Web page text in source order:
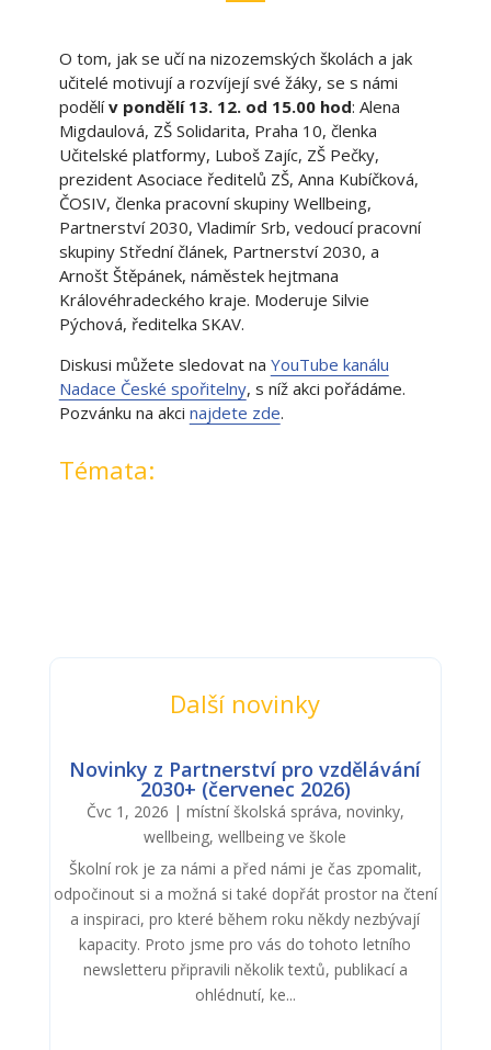
O tom, jak se učí na nizozemských školách a jak
učitelé motivují a rozvíjejí své žáky, se s námi
podělív pondělí 13. 12. od 15.00 hod: Alena
Migdaulová, ZŠ Solidarita, Praha 10, členka
Učitelské platformy, Luboš Zajíc, ZŠ Pečky,
prezident Asociace ředitelů ZŠ, Anna Kubíčková,
ČOSIV, členka pracovní skupiny Wellbeing,
Partnerství 2030, Vladimír Srb, vedoucí pracovní
skupiny Střední článek, Partnerství 2030, a
Arnošt Štěpánek, náměstek hejtmana
Královéhradeckého kraje. Moderuje Silvie
Pýchová, ředitelka SKAV.
Diskusi můžete sledovat na YouTube kanálu
Nadace České spořitelny, s níž akci pořádáme.
Pozvánku na akci najdete zde.
Témata:
Další novinky
Novinky z Partnerství pro vzdělávání
2030+ (červenec 2026)
Čvc 1, 2026 | místní školská správa, novinky,
wellbeing,wellbeing ve škole
Školní rok je za námi a před námi je čas zpomalit,
odpočinout si a možná si také dopřát prostor na čtení
a inspiraci, pro které během roku někdy nezbývají
kapacity. Proto jsme pro vás do tohoto letního
newsletteru připravili několik textů, publikací a
ohlédnutí, ke...